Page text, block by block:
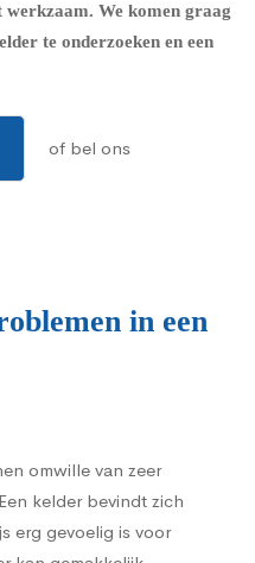
We komen graag
te onderzoeken en een
of bel ons
in een
omwille van zeer
kelder bevindt zich
erg gevoelig is voor